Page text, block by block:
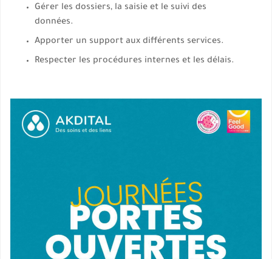
Gérer les dossiers, la saisie et le suivi des
données.
Apporter un support aux différents services.
Respecter les procédures internes et les délais.